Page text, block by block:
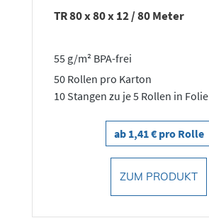
TR 80 x 80 x 12 / 80 Meter
55 g/m² BPA-frei
50 Rollen pro Karton
10 Stangen zu je 5 Rollen in Folie
ab 1,41 € pro Rolle
ZUM PRODUKT